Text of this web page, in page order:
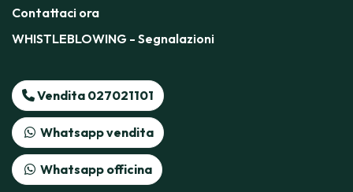
Contattaci ora
WHISTLEBLOWING - Segnalazioni
Vendita 027021101
Whatsapp vendita
Whatsapp officina